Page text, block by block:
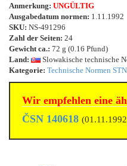
Anmerkung: UNGÜLTIG
Ausgabedatum normen: 1.11.1992
SKU: NS-491296
Zahl der Seiten: 24
Gewicht ca.: 72 g (0.16 Pfund)
Land:
Slowakische technische
Kategorie: Technische Normen STN
Wir empfehlen eine
ČSN 140618